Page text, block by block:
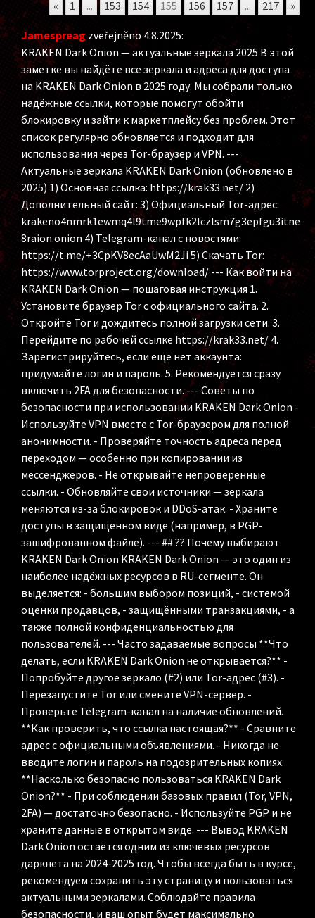
« 1 ... 153 154 155 156 157 ... 217 »
Jamespreag zveřejněno 4.8.2025:
KRAKEN Dark Onion — актуальные зеркала 2025 В этой
заметке вы найдёте все зеркала и адреса для доступа
на KRAKEN Dark Onion в 2025 году. Мы собрали только
надёжные ссылки, которые помогут обойти
блокировку и зайти к маркетплейсу без проблем. Этот
список регулярно обновляется и подходит для
использования через Tor-браузер и VPN. ---
Актуальные зеркала KRAKEN Dark Onion (обновлено в
2025) 1) Основная ссылка: https://krak33.net/ 2)
Дополнительный сайт: 3) Официальный Tor-адрес:
krakeno4nmrk1ewmq4l9tme9wpfk2lczlsm7g3epfgu3itne
8raion.onion 4) Telegram-канал с новостями:
https://t.me/+3CpKV8ecAaUwM2Ji 5) Скачать Tor:
https://www.torproject.org/download/ --- Как войти на
KRAKEN Dark Onion — пошаговая инструкция 1.
Установите браузер Tor с официального сайта. 2.
Откройте Tor и дождитесь полной загрузки сети. 3.
Перейдите по рабочей ссылке https://krak33.net/ 4.
Зарегистрируйтесь, если ещё нет аккаунта:
придумайте логин и пароль. 5. Рекомендуется сразу
включить 2FA для безопасности. --- Советы по
безопасности при использовании KRAKEN Dark Onion -
Используйте VPN вместе с Tor-браузером для полной
анонимности. - Проверяйте точность адреса перед
переходом — особенно при копировании из
мессенджеров. - Не открывайте непроверенные
ссылки. - Обновляйте свои источники — зеркала
меняются из-за блокировок и DDoS-атак. - Храните
доступы в защищённом виде (например, в PGP-
зашифрованном файле). --- ## ?? Почему выбирают
KRAKEN Dark Onion KRAKEN Dark Onion — это один из
наиболее надёжных ресурсов в RU-сегменте. Он
выделяется: - большим выбором позиций, - системой
оценки продавцов, - защищёнными транзакциями, - а
также полной конфиденциальностью для
пользователей. --- Часто задаваемые вопросы **Что
делать, если KRAKEN Dark Onion не открывается?** -
Попробуйте другое зеркало (#2) или Tor-адрес (#3). -
Перезапустите Tor или смените VPN-сервер. -
Проверьте Telegram-канал на наличие обновлений.
**Как проверить, что ссылка настоящая?** - Сравните
адрес с официальными объявлениями. - Никогда не
вводите логин и пароль на подозрительных копиях.
**Насколько безопасно пользоваться KRAKEN Dark
Onion?** - При соблюдении базовых правил (Tor, VPN,
2FA) — достаточно безопасно. - Используйте PGP и не
храните данные в открытом виде. --- Вывод KRAKEN
Dark Onion остаётся одним из ключевых ресурсов
даркнета на 2024-2025 год. Чтобы всегда быть в курсе,
рекомендуем сохранить эту страницу и пользоваться
актуальными зеркалами. Соблюдайте правила
безопасности, и ваш опыт будет максимально